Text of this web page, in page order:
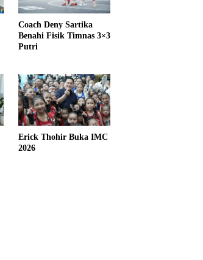
Coach Deny Sartika
Benahi Fisik Timnas 3×3
Putri
Erick Thohir Buka IMC
2026